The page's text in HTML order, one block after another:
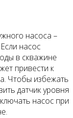
насоса –
насос
в скважине
привести к
Чтобы избежать
датчик уровня
насос при